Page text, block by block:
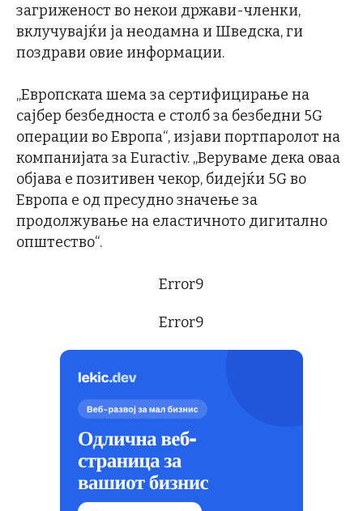
загриженост во некои држави-членки,
вклучувајќи ја неодамна и Шведска, ги
поздрави овие информации.
„Европската шема за сертифицирање на
сајбер безбедноста е столб за безбедни 5G
операции во Европа“, изјави портпаролот на
компанијата за Euractiv. „Веруваме дека оваа
објава е позитивен чекор, бидејќи 5G во
Европа е од пресудно значење за
продолжување на еластичното дигитално
општество“.
Error9
Error9